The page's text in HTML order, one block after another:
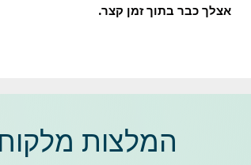
אצלך כבר בתוך זמן קצר.
המלצות